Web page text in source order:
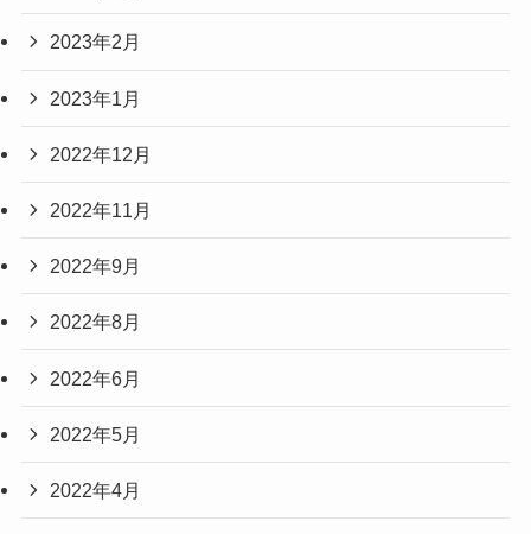
2023年2月
2023年1月
2022年12月
2022年11月
2022年9月
2022年8月
2022年6月
2022年5月
2022年4月